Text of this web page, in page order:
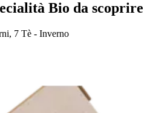
Bio da scoprire
7 Tè - Inverno